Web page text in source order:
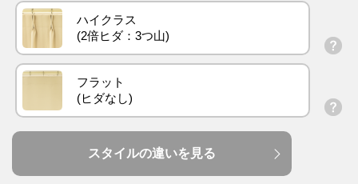
ハイクラス
フラット
スタイルの違いを見る